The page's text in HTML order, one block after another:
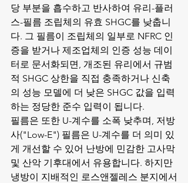
당 부분을 흡수하고 반사하여 유리-플러
스-필름 조립체의 유효 SHGC를 낮춥니
다. 그 필름이 조립체의 일부로 NFRC 인
증을 받거나 제조업체의 인증 성능 데이
터로 문서화되면, 개조된 유리에서 규범
적 SHGC 상한을 직접 충족하거나 신축
의 성능 모델에 더 낮은 SHGC 값을 입력
하는 정당한 준수 입력이 됩니다.
필름은 또한 U-계수를 소폭 낮추며, 저방
사("Low-E") 필름은 U-계수를 더 의미 있
게 개선할 수 있어 난방에 민감한 고사막
및 산악 기후대에서 유용합니다. 하지만
냉방이 지배적인 로스앤젤레스 분지에서